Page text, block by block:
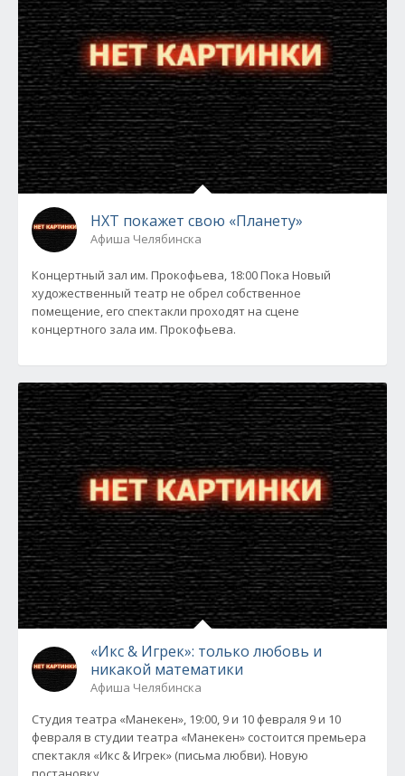
НХТ покажет свою «Планету»
Афиша Челябинска
Концертный зал им. Прокофьева, 18:00 Пока Новый
художественный театр не обрел собственное
помещение, его спектакли проходят на сцене
концертного зала им. Прокофьева.
«Икс & Игрек»: только любовь и
никакой математики
Афиша Челябинска
Студия театра «Манекен», 19:00, 9 и 10 февраля 9 и 10
февраля в студии театра «Манекен» состоится премьера
спектакля «Икс & Игрек» (письма любви). Новую